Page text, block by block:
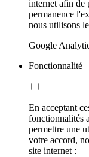
internet afin de
permanence
nous utilisons
Google
Fonctionnalité
En acceptant
fonctionnalités
permettre une
votre accord,
site internet :